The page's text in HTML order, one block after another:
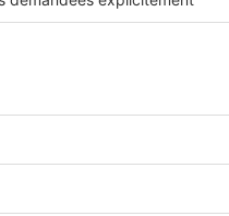
sur un balcon, les
aussi les fenêtres de toît.
y en a aussi dans la
peuvent entrer
en même temps que